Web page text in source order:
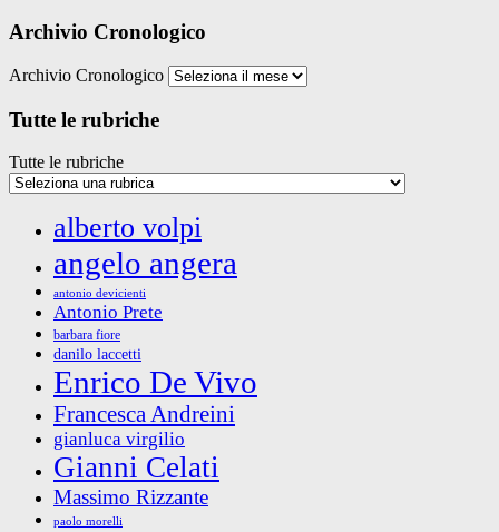
Archivio Cronologico
Archivio Cronologico
Tutte le rubriche
Tutte le rubriche
alberto volpi
angelo angera
antonio devicienti
Antonio Prete
barbara fiore
danilo laccetti
Enrico De Vivo
Francesca Andreini
gianluca virgilio
Gianni Celati
Massimo Rizzante
paolo morelli